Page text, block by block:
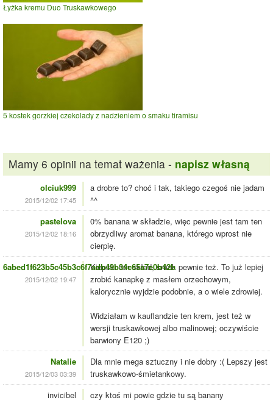
Łyżka kremu Duo Truskawkowego
5 kostek gorzkiej czekolady z nadzieniem o smaku tiramisu
Mamy 6 opinii na temat ważenia - napisz własną
olciuk999
2015/12/02 17:45
a drobre to? choć i tak, takiego czegoś nie jadam
^^
pastelova
2015/12/02 18:16
0% banana w składzie, więc pewnie jest tam ten
obrzydliwy aromat banana, którego wprost nie
cierpię.
6abed1f623b5c45b3c6f7adb49b34c65a7e0b42b
2015/12/02 19:47
Kiepski ten skład, smak pewnie też. To już lepiej
zrobić kanapkę z masłem orzechowym,
kalorycznie wyjdzie podobnie, a o wiele zdrowiej.
Widziałam w kauflandzie ten krem, jest też w
wersji truskawkowej albo malinowej; oczywiście
barwiony E120 ;)
Natalie
2015/12/03 03:39
Dla mnie mega sztuczny i nie dobry :( Lepszy jest
truskawkowo-śmietankowy.
invicibel
czy ktoś mi powie gdzie tu są banany